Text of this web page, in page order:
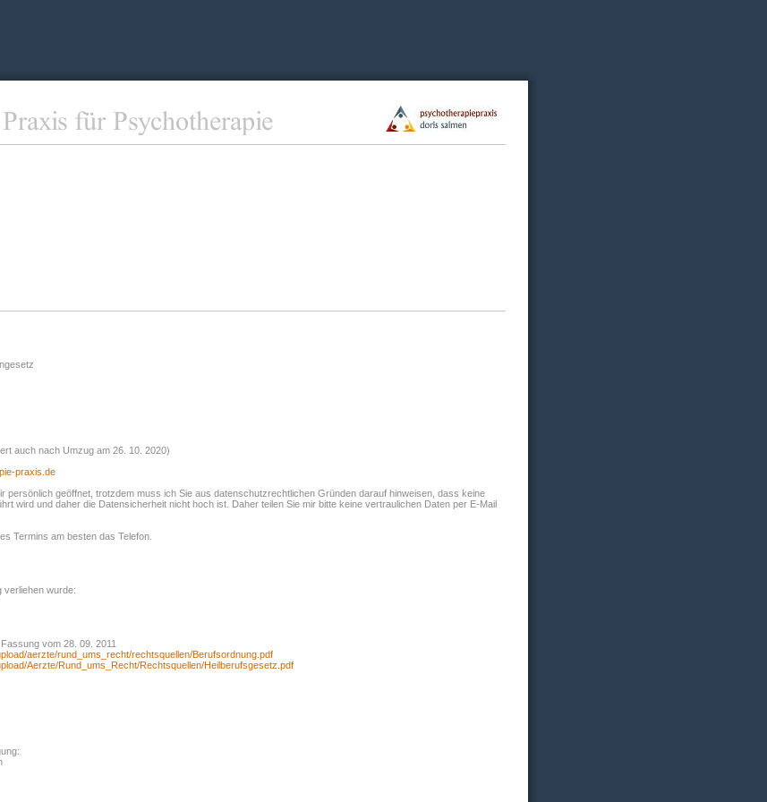
auch nach Umzug am 26. 10. 2020)
praxis.de
persönlich geöffnet, trotzdem muss ich Sie aus datenschutzrechtlichen Gründen darauf hinweisen, dass keine
wird und daher die Datensicherheit nicht hoch ist. Daher teilen Sie mir bitte keine vertraulichen Daten per E-Mail
Termins am besten das Telefon.
verliehen wurde:
vom 28. 09. 2011
aerzte/rund_ums_recht/rechtsquellen/Berufsordnung.pdf
Aerzte/Rund_ums_Recht/Rechtsquellen/Heilberufsgesetz.pdf